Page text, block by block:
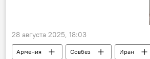
28 августа 2025, 18:03
Армения Совбез
Иран